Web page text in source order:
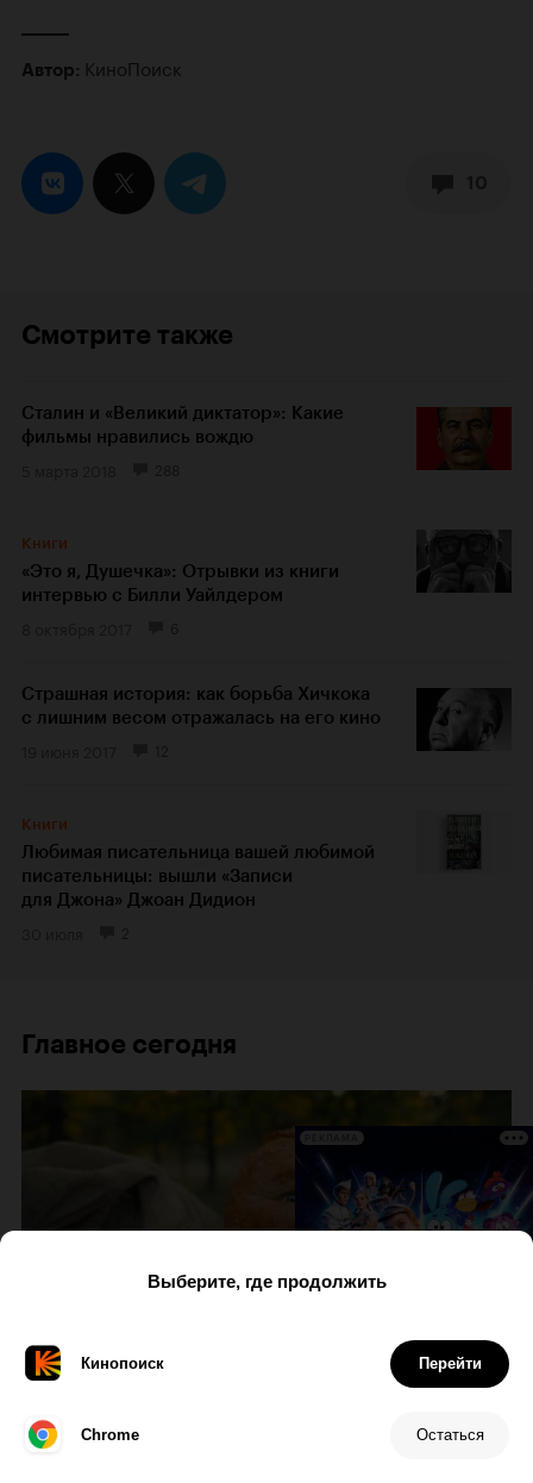
Автор: КиноПоиск
Смотрите также
Сталин и «Великий диктатор»: Какие
фильмы нравились вождю
Книги
«Это я, Душечка»: Отрывки из книги
интервью с Билли Уайлдером
Страшная история: как борьба Хичкока
с лишним весом отражалась на его кино
Книги
Любимая писательница вашей любимой
писательницы: вышли «Записи
для Джона» Джоан Дидион
Главное сегодня
Что смотреть в кино: Колобок